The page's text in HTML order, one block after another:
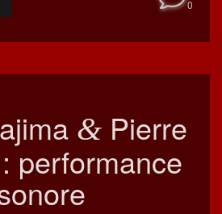
0
&Pierre
performance